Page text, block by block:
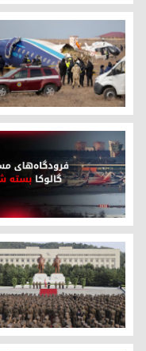
هواپیمای ساقط شد‌‌ه‌ی
تمام پروازه‌ی
کره‌ی جنوبی از کشته